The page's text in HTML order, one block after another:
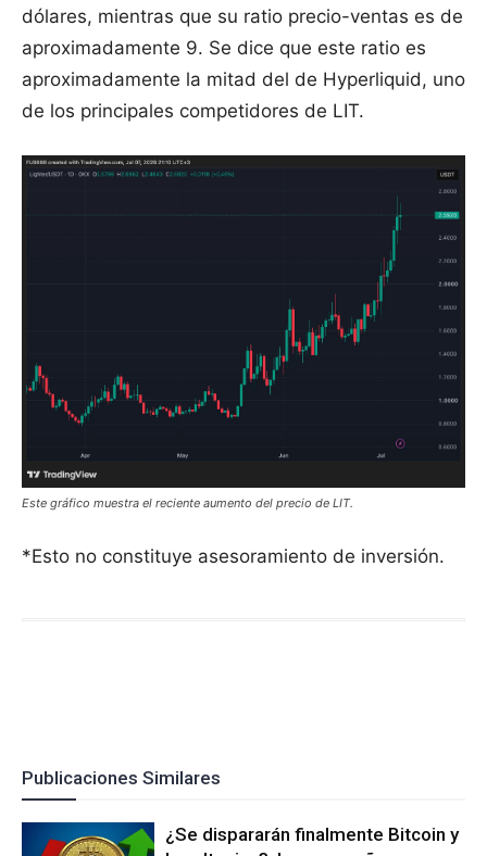
dólares, mientras que su ratio precio-ventas es de
aproximadamente 9. Se dice que este ratio es
aproximadamente la mitad del de Hyperliquid, uno
de los principales competidores de LIT.
Este gráfico muestra el reciente aumento del precio de LIT.
*Esto no constituye asesoramiento de inversión.
Publicaciones Similares
¿Se dispararán finalmente Bitcoin y